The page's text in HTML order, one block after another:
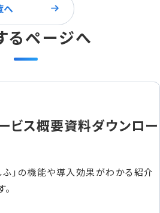
へ
るページへ
ービス概要資料ダウンロー
ふ」の機能や導入効果がわかる紹介